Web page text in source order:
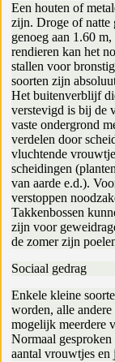
Een houten of
zijn. Droge of natte
genoeg aan 1.60
rendieren kan het
stallen voor
soorten zijn
Het buitenverblijf
verstevigd is bij de
vaste ondergrond
verdelen door
vluchtende
scheidingen
van aarde e.d.).
verstoppen
Takkenbossen
zijn voor
de zomer zijn
Sociaal gedrag
Enkele kleine
worden, alle
mogelijk meerdere
Normaal gesproken
aantal vrouwtjes en